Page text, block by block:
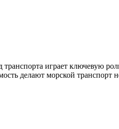
играет ключевую
делают морской